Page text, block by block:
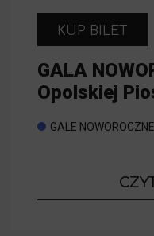
KUP BILET
GALA
Opolskiej
GALE NOWOROCZNE